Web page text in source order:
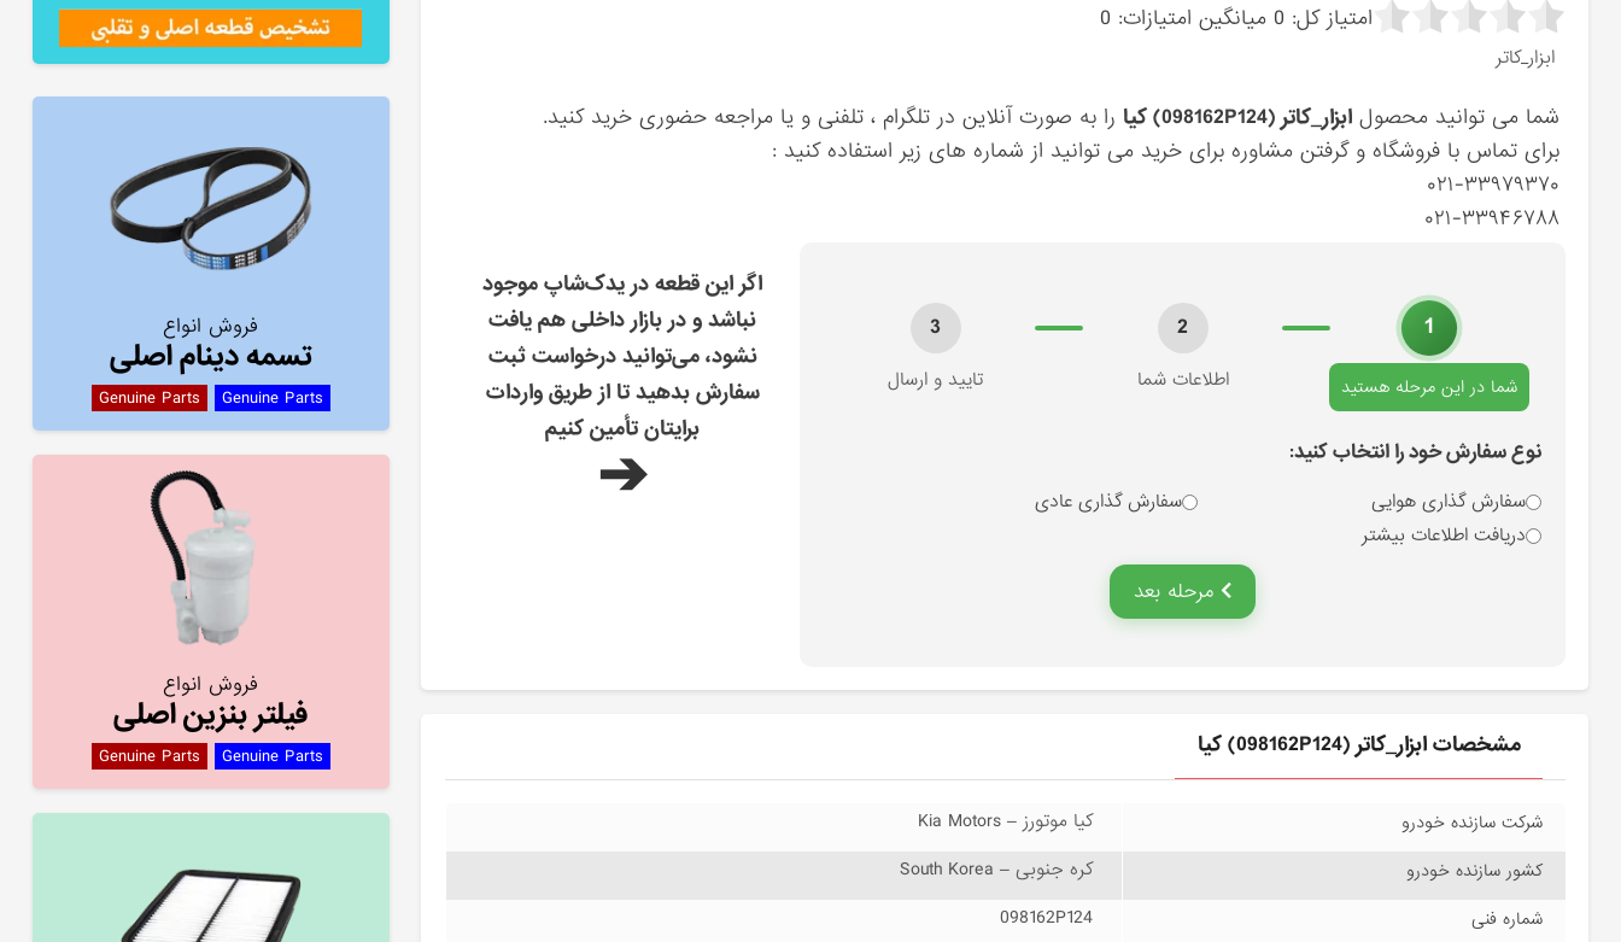
امتیاز کل: 0 میانگین امتیازات: 0
ابزار_كاتر
شما می توانید محصولابزار_كاتر (098162P124) کیا
را به صورت آنلاین در تلگرام ، تلفنی و یا مراجعه حضوری خرید کنید.
برای تماس با فروشگاه و گرفتن مشاوره برای خرید می توانید از شماره های زیر استفاده کنید :
۰۲۱-۳۳۹۷۹۳۷۰
۰۲۱-۳۳۹۴۶۷۸۸
اگر این قطعه در یدک‌شاپ موجود
نباشد و در بازار داخلی هم یافت
نشود، می‌توانید درخواست ثبت
سفارش بدهید تا از طریق واردات
برایتان تأمین کنیم
➔
1
انتخاب نوع سفارش
شما در این مرحله هستید
2
اطلاعات شما
3
تایید و ارسال
نوع سفارش خود را انتخاب کنید:
سفارش گذاری هوایی
سفارش گذاری عادی
دریافت اطلاعات بیشتر
مرحله بعد
مشخصات ابزار_كاتر (098162P124) کیا
شرکت سازنده خودرو کیا موتورز – Kia Motors
کشور سازنده خودرو کره جنوبی – South Korea
شماره فنی 098162P124
فروش انواع
تسمه دینام اصلی
Genuine Parts Genuine Parts
فروش انواع
فیلتر بنزین اصلی
Genuine Parts Genuine Parts